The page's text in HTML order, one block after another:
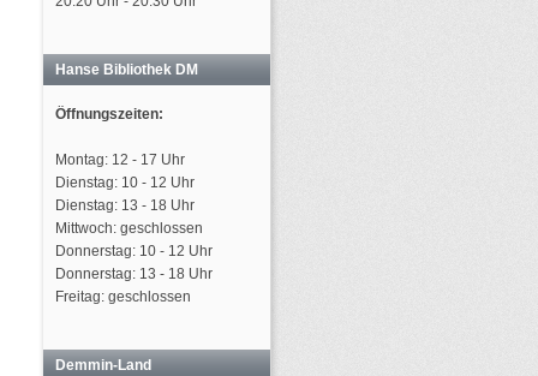
Hanse Bibliothek DM
Öffnungszeiten:
Montag: 12 - 17 Uhr
Dienstag: 10 - 12 Uhr
Dienstag: 13 - 18 Uhr
Mittwoch: geschlossen
Donnerstag: 10 - 12 Uhr
Donnerstag: 13 - 18 Uhr
Freitag: geschlossen
Demmin-Land